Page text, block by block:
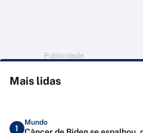
Publicidade
Mais lidas
1
Mundo